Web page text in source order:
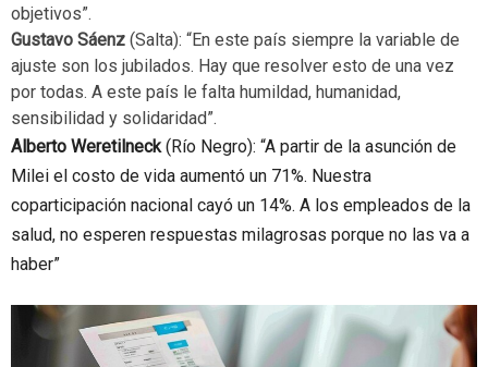
objetivos”.
Gustavo Sáenz (Salta): “En este país siempre la variable de
ajuste son los jubilados. Hay que resolver esto de una vez
por todas. A este país le falta humildad, humanidad,
sensibilidad y solidaridad”.
Alberto Weretilneck(Río Negro): “A partir de la asunción de
Milei el costo de vida aumentó un 71%. Nuestra
coparticipación nacional cayó un 14%. A los empleados de la
salud, no esperen respuestas milagrosas porque no las va a
haber”